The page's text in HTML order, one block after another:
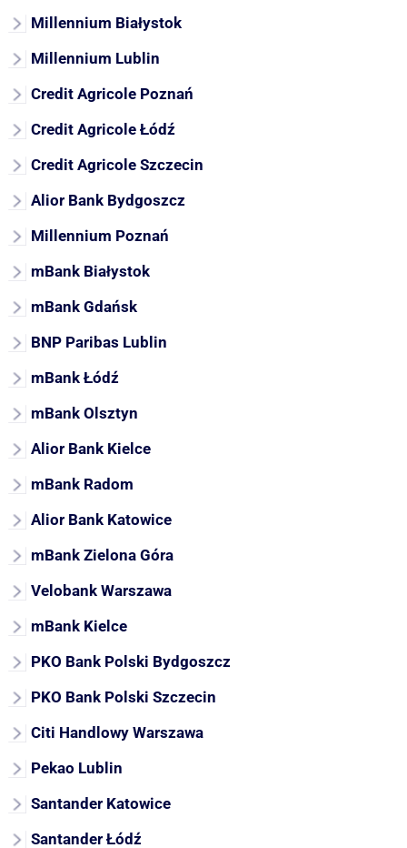
Millennium Białystok
Millennium Lublin
Credit Agricole Poznań
Credit Agricole Łódź
Credit Agricole Szczecin
Alior Bank Bydgoszcz
Millennium Poznań
mBank Białystok
mBank Gdańsk
BNP Paribas Lublin
mBank Łódź
mBank Olsztyn
Alior Bank Kielce
mBank Radom
Alior Bank Katowice
mBank Zielona Góra
Velobank Warszawa
mBank Kielce
PKO Bank Polski Bydgoszcz
PKO Bank Polski Szczecin
Citi Handlowy Warszawa
Pekao Lublin
Santander Katowice
Santander Łódź